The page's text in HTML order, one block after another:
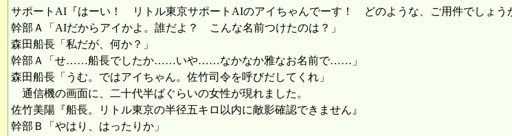
サポートAI『はーい！ リトル東京サポートAIのアイちゃんでーす！ どのような、ご用件でしょう
幹部Ａ「AIだからアイかよ。誰だよ？ こんな名前つけたのは？」
森田船長「私だが、何か？」
幹部Ａ「せ……船長でしたか……いや……なかなか雅なお名前で……」
森田船長「うむ。ではアイちゃん。佐竹司令を呼びだしてくれ」
通信機の画面に、二十代半ばぐらいの女性が現れました。
佐竹美陽『船長。リトル東京の半径五キロ以内に敵影確認できません』
幹部Ｂ「やはり、はったりか」